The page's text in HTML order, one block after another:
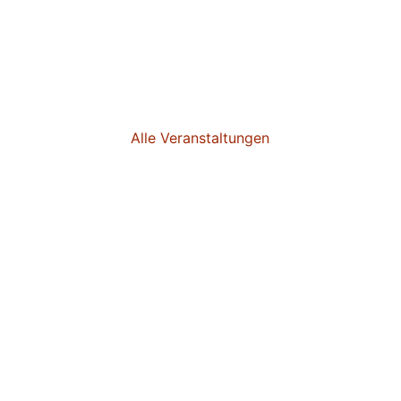
Alle Veranstaltungen